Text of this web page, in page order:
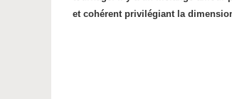
et cohérent privilégiant la